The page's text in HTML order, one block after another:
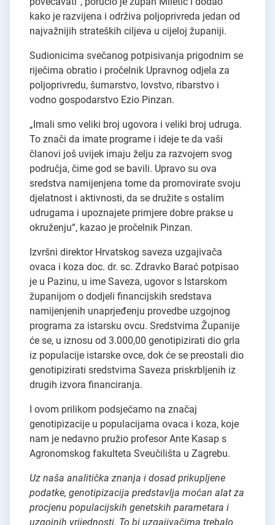
kako je razvijena i održiva poljoprivreda jedan od
najvažnijih strateških ciljeva u cijeloj županiji.
Sudionicima svečanog potpisivanja prigodnim se
riječima obratio i pročelnik Upravnog odjela za
poljoprivredu, šumarstvo, lovstvo, ribarstvo i
vodno gospodarstvo Ezio Pinzan.
„Imali smo veliki broj ugovora i veliki broj udruga.
To znači da imate programe i ideje te da vaši
članovi još uvijek imaju želju za razvojem svog
područja, čime god se bavili. Upravo su ova
sredstva namijenjena tome da promovirate svoju
djelatnost i aktivnosti, da se družite s ostalim
udrugama i upoznajete primjere dobre prakse u
okruženju“, kazao je pročelnik Pinzan.
Izvršni direktor Hrvatskog saveza uzgajivača
ovaca i koza doc. dr. sc. Zdravko Barać potpisao
je u Pazinu, u ime Saveza, ugovor s Istarskom
županijom o dodjeli financijskih sredstava
namijenjenih unaprjeđenju provedbe uzgojnog
programa za istarsku ovcu. Sredstvima Županije
će se, u iznosu od 3.000,00 genotipizirati dio grla
iz populacije istarske ovce, dok će se preostali dio
genotipizirati sredstvima Saveza priskrbljenih iz
drugih izvora financiranja.
I ovom prilikom podsjećamo na značaj
genotipizacije u populacijama ovaca i koza, koje
nam je nedavno pružio profesor Ante Kasap s
Agronomskog fakulteta Sveučilišta u Zagrebu.
Uz naša analitička znanja i dosad prikupljene
podatke, genotipizacija predstavlja moćan alat za
procjenu populacijskih genetskih parametara i
uzgojnih vrijednosti. To bi uzgajivačima trebalo